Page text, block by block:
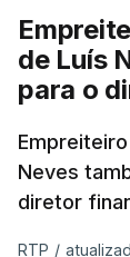
de Luís
para o
Neves
diretor
RTP /